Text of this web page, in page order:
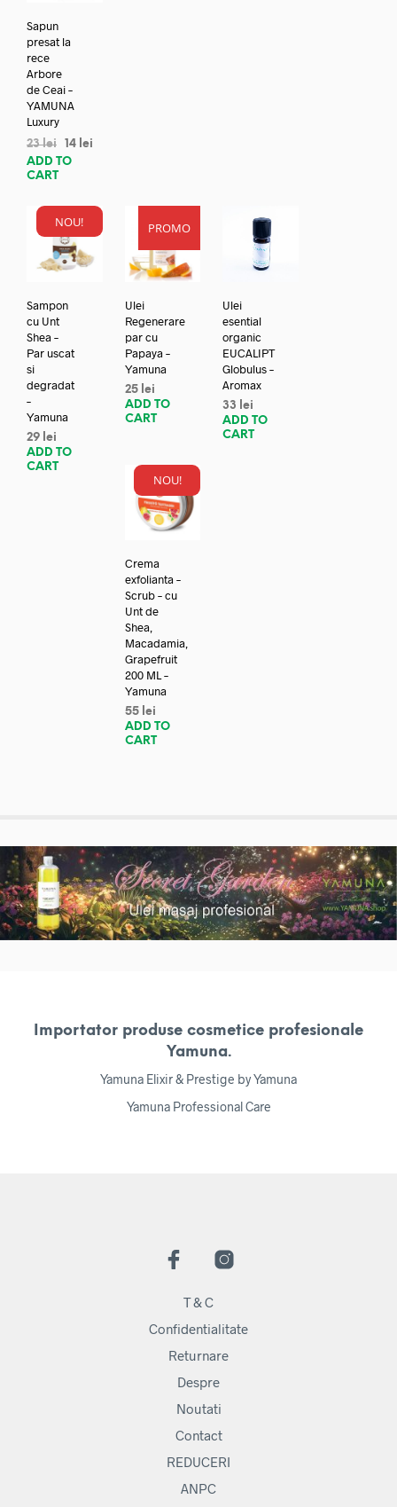
Sapun
presat la
rece
Arbore
de Ceai –
YAMUNA
Luxury
23lei 14 lei
ADD TO
CART
NOU!
Sampon
cu Unt
Shea –
Par uscat
si
degradat
–
Yamuna
29 lei
ADD TO
CART
PROMO
Ulei
Regenerare
par cu
Papaya –
Yamuna
25 lei
ADD TO
CART
Ulei
esential
organic
EUCALIPT
Globulus –
Aromax
33
lei
ADD TO
CART
NOU!
Crema
exfolianta –
Scrub – cu
Unt de
Shea,
Macadamia,
Grapefruit
200 ML –
Yamuna
55 lei
ADD TO
CART
Importator produse cosmetice profesionale
Yamuna.
Yamuna Elixir & Prestige by Yamuna
Yamuna Professional Care
T & C
Confidentialitate
Returnare
Despre
Noutati
Contact
REDUCERI
ANPC